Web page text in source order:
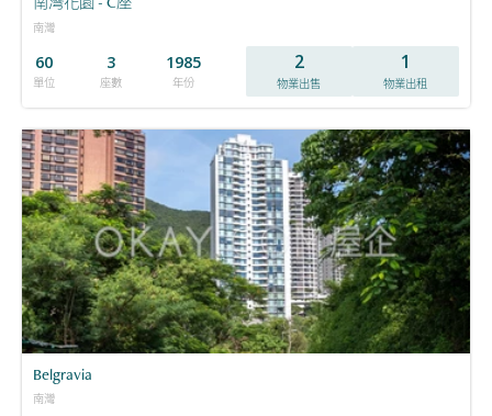
南灣
60
單位
3
座數
1985
年份
2
物業出售
1
物業出租
Belgravia
南灣